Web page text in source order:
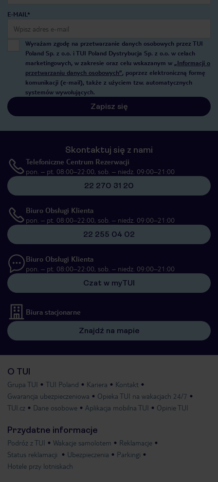
E-MAIL*
Wyrażam zgodę na przetwarzanie danych osobowych przez TUI
Poland Sp. z o.o. i TUI Poland Dystrybucja Sp. z o.o. w celach
marketingowych, w zakresie oraz celu wskazanym w „Informacji o
przetwarzaniu danych osobowych”, poprzez elektroniczną formę
komunikacji (e-mail), także z użyciem tzw. automatycznych
systemów wywołujących.
Zapisz się
Skontaktuj się z nami
Telefoniczne Centrum Rezerwacji
pon. – pt. 08:00–22:00, sob. – niedz. 09:00–21:00
22 270 31 20
Biuro Obsługi Klienta
pon. – pt. 08:00–22:00, sob. – niedz. 09:00–21:00
22 255 04 02
Biuro Obsługi Klienta
pon. – pt. 08:00–22:00, sob. – niedz. 09:00–21:00
Czat w myTUI
Biura stacjonarne
Znajdź na mapie
O TUI
Grupa TUI TUI Poland Kariera
Kontakt
Gwarancja ubezpieczeniowa
Opieka TUI na wakacjach 24/7
TUI.cz
Dane osobowe Aplikacja mobilna TUI Opinie TUI
Przydatne informacje
Podróż z TUI Wakacje samolotem
Reklamacje
Status reklamacji
Ubezpieczenia
Parkingi
Hotele przy lotniskach